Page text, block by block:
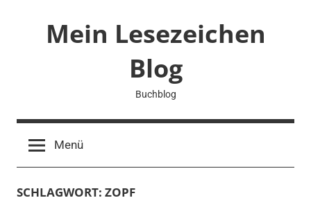
Mein Lesezeichen
Blog
Buchblog
Menü
SCHLAGWORT: ZOPF